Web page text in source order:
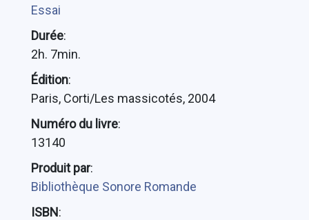
Essai
Durée:
2h. 7min.
Édition:
Paris, Corti/Les massicotés, 2004
Numéro du livre:
13140
Produit par:
Bibliothèque Sonore Romande
ISBN: